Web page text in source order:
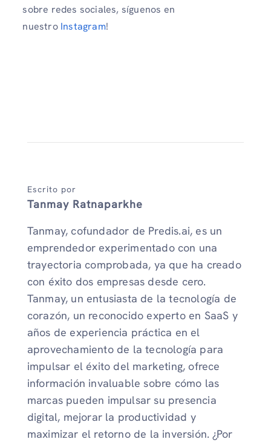
sobre redes sociales, síguenos en
nuestro Instagram!
Escrito por
Tanmay Ratnaparkhe
Tanmay, cofundador de Predis.ai, es un
emprendedor experimentado con una
trayectoria comprobada, ya que ha creado
con éxito dos empresas desde cero.
Tanmay, un entusiasta de la tecnología de
corazón, un reconocido experto en SaaS y
años de experiencia práctica en el
aprovechamiento de la tecnología para
impulsar el éxito del marketing, ofrece
información invaluable sobre cómo las
marcas pueden impulsar su presencia
digital, mejorar la productividad y
maximizar el retorno de la inversión. ¿Por